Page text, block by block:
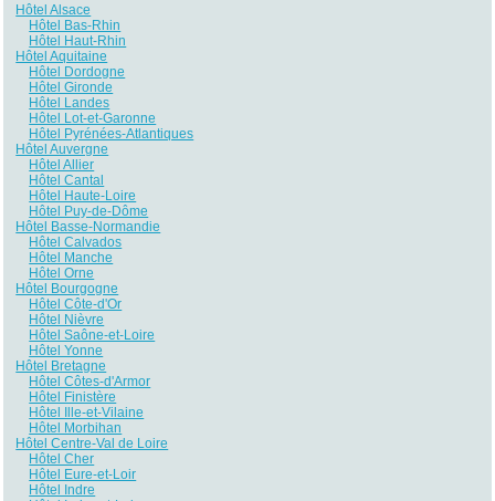
Hôtel Alsace
Hôtel Bas-Rhin
Hôtel Haut-Rhin
Hôtel Aquitaine
Hôtel Dordogne
Hôtel Gironde
Hôtel Landes
Hôtel Lot-et-Garonne
Hôtel Pyrénées-Atlantiques
Hôtel Auvergne
Hôtel Allier
Hôtel Cantal
Hôtel Haute-Loire
Hôtel Puy-de-Dôme
Hôtel Basse-Normandie
Hôtel Calvados
Hôtel Manche
Hôtel Orne
Hôtel Bourgogne
Hôtel Côte-d'Or
Hôtel Nièvre
Hôtel Saône-et-Loire
Hôtel Yonne
Hôtel Bretagne
Hôtel Côtes-d'Armor
Hôtel Finistère
Hôtel Ille-et-Vilaine
Hôtel Morbihan
Hôtel Centre-Val de Loire
Hôtel Cher
Hôtel Eure-et-Loir
Hôtel Indre